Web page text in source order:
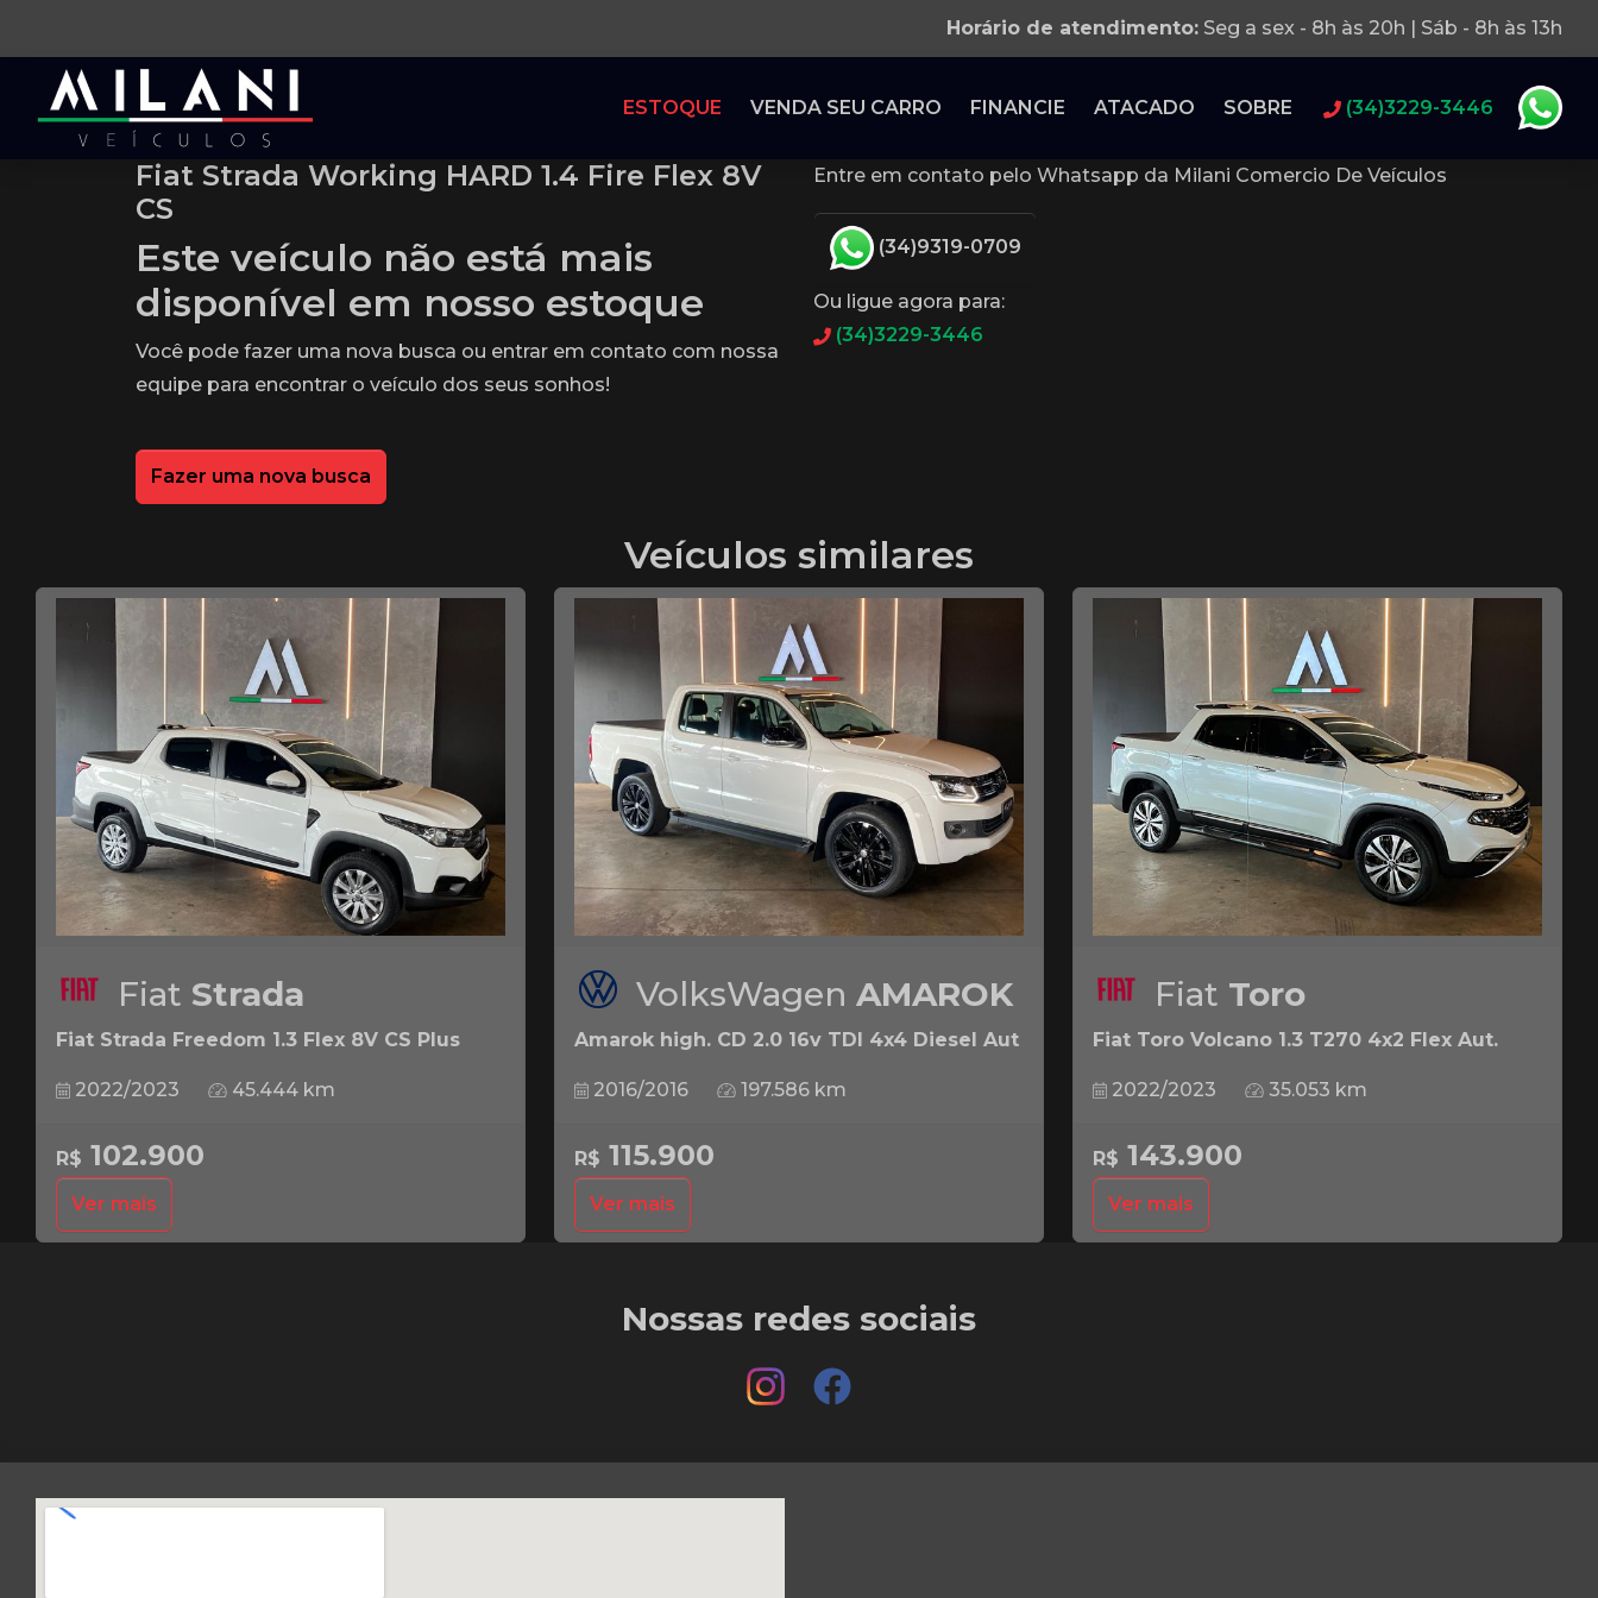
Horário de atendimento: Seg a sex - 8h às 20h | Sáb - 8h às 13h
ESTOQUE VENDA SEU CARRO FINANCIE ATACADO SOBRE (34)3229-3446
Fiat Strada Working HARD 1.4 Fire Flex 8V
CS
Este veículo não está mais
disponível em nosso estoque
Você pode fazer uma nova busca ou entrar em contato com nossa
equipe para encontrar o veículo dos seus sonhos!
Fazer uma nova busca
Entre em contato pelo Whatsapp da Milani Comercio De Veículos
(34)9319-0709
Ou ligue agora para:
(34)3229-3446
Veículos similares
Fiat Strada
Fiat Strada Freedom 1.3 Flex 8V CS Plus
2022/2023 45.444 km
R$ 102.900
Ver mais
VolksWagen AMAROK
Amarok high. CD 2.0 16v TDI 4x4 Diesel Aut
2016/2016 197.586 km
R$ 115.900
Ver mais
Fiat Toro
Fiat Toro Volcano 1.3 T270 4x2 Flex Aut.
2022/2023 35.053 km
R$ 143.900
Ver mais
Nossas redes sociais